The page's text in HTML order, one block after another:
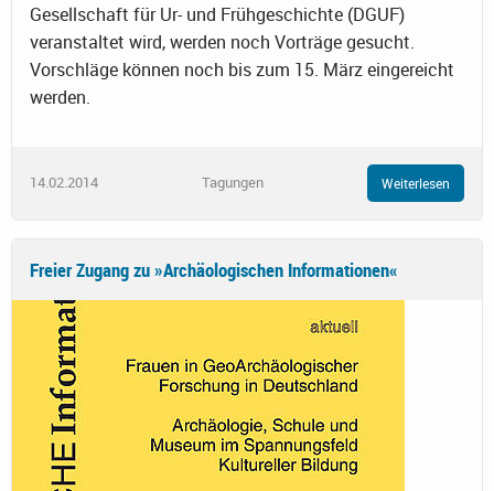
Gesellschaft für Ur- und Frühgeschichte (DGUF)
veranstaltet wird, werden noch Vorträge gesucht.
Vorschläge können noch bis zum 15. März eingereicht
werden.
14.02.2014 Tagungen Weiterlesen
Freier Zugang zu »Archäologischen Informationen«